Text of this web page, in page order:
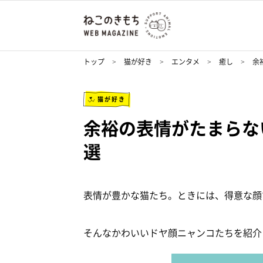
トップ 猫が好き エンタメ 癒し 余
猫が好き
余裕の表情がたまら
選
表情が豊かな猫たち。ときには、得意な
そんなかわいいドヤ顔ニャンコたちを紹